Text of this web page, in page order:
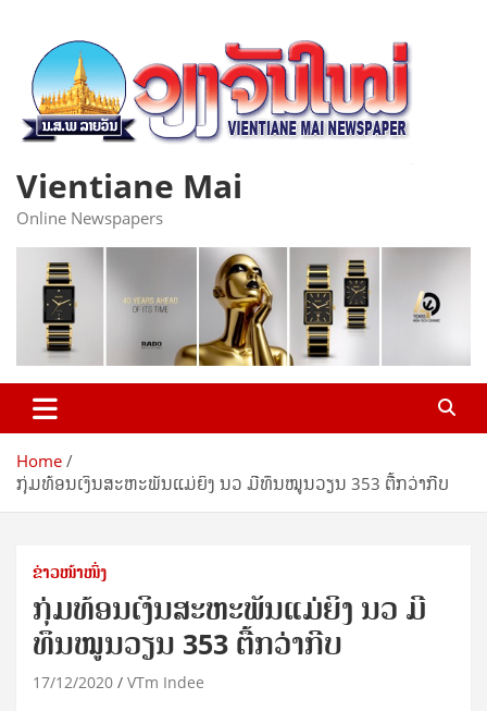
content
Vientiane Mai
Online Newspapers
Home
ກຸ່ມທ້ອນເງິນສະຫະພັນແມ່ຍິງ ນວ ມີທຶນໝູນວຽນ 353 ຕື້ກວ່າກີບ
ຂ່າວໜ້າໜຶ່ງ
ກຸ່ມທ້ອນເງິນສະຫະພັນແມ່ຍິງ ນວ ມີ
ທຶນໝູນວຽນ 353 ຕື້ກວ່າກີບ
17/12/2020 VTm Indee